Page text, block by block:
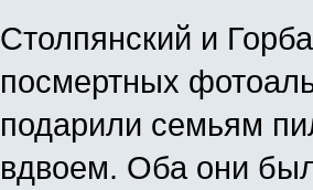
Столпянский и
посмертных
подарили семьям
вдвоем. Оба они